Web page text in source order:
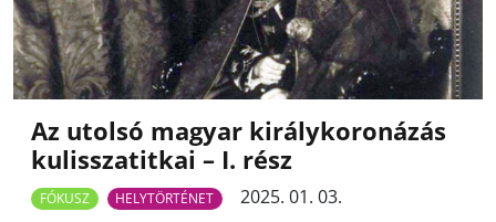
Az utolsó magyar királykoronázás
kulisszatitkai – I. rész
FÓKUSZ HELYTÖRTÉNET
2025. 01. 03.